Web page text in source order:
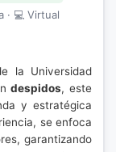
· 💻 Virtual
la Universidad
despidos, este
y estratégica
se enfoca
garantizando